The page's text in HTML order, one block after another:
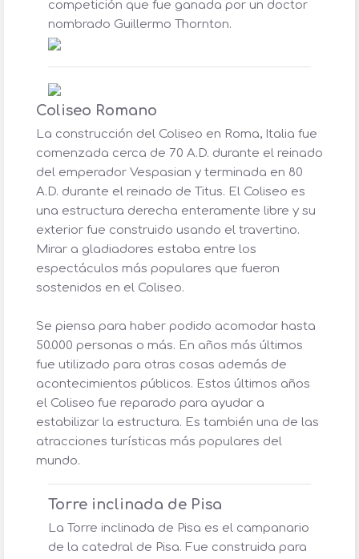
competición que fue ganada por un doctor
nombrado Guillermo Thornton.
Coliseo Romano
La construcción del Coliseo en Roma, Italia fue
comenzada cerca de 70 A.D. durante el reinado
del emperador Vespasian y terminada en 80
A.D. durante el reinado de Titus. El Coliseo es
una estructura derecha enteramente libre y su
exterior fue construido usando el travertino.
Mirar a gladiadores estaba entre los
espectáculos más populares que fueron
sostenidos en el Coliseo.
Se piensa para haber podido acomodar hasta
50.000 personas o más. En años más últimos
fue utilizado para otras cosas además de
acontecimientos públicos. Estos últimos años
el Coliseo fue reparado para ayudar a
estabilizar la estructura. Es también una de las
atracciones turísticas más populares del
mundo.
Torre inclinada de Pisa
La Torre inclinada de Pisa es el campanario
de la catedral de Pisa. Fue construida para